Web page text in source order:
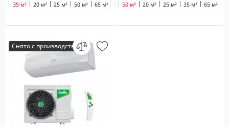
20 м² 25 м²
35 м² 50 м² 65 м² 20 м² 25 м² 35 м²
50 м² 65 м²
Снято с производства